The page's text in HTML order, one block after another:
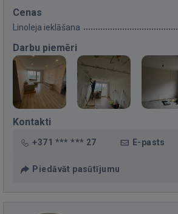
Cenas
Linoleja ieklāšana
Darbu piemēri
Kontakti
+371 *** *** 27 E-pasts
Piedāvāt pasūtījumu